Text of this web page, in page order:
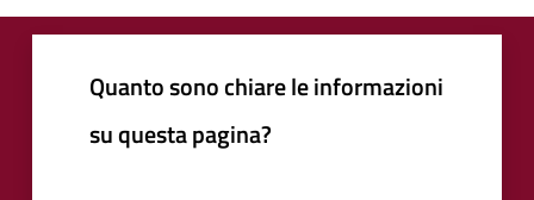
Quanto sono chiare le informazioni
su questa pagina?